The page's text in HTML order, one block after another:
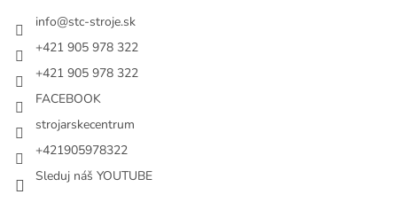
info@stc-stroje.sk
+421 905 978 322
+421 905 978 322
FACEBOOK
strojarskecentrum
+421905978322
Sleduj náš YOUTUBE